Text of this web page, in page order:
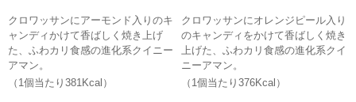
クロワッサンにアーモンド入りのキ
ャンディかけて香ばしく焼き上げ
た、ふわカリ食感の進化系クイニー
アマン。
（1個当たり381Kcal）
クロワッサンにオレンジピール入り
のキャンディをかけて香ばしく焼き
上げた、ふわカリ食感の進化系クイ
ニーアマン。
（1個当たり376Kcal）